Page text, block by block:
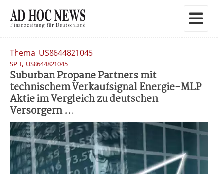
Thema: US8644821045
SPH, US8644821045
Suburban Propane Partners mit
technischem Verkaufsignal Energie-MLP
Aktie im Vergleich zu deutschen
Versorgern ...